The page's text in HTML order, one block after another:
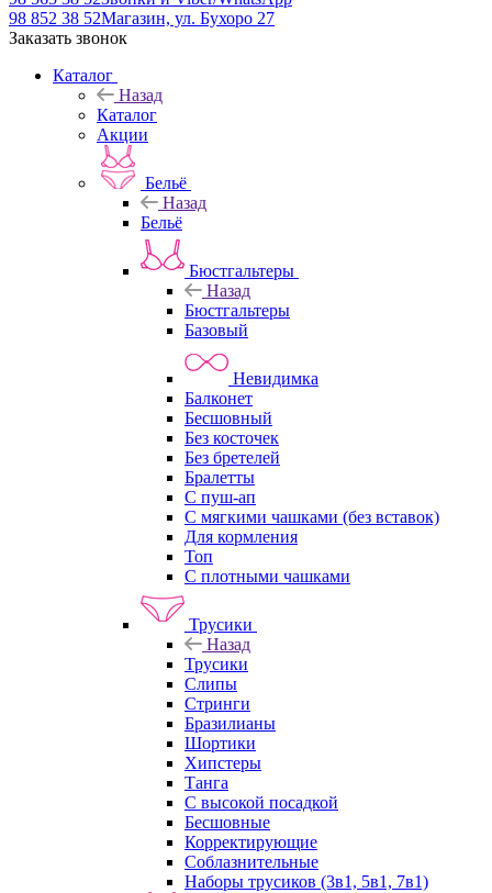
98 852 38 52Магазин, ул. Бухоро 27
Заказать звонок
Каталог
Назад
Каталог
Акции
Бельё
Назад
Бельё
Бюстгальтеры
Назад
Бюстгальтеры
Базовый
Невидимка
Балконет
Бесшовный
Без косточек
Без бретелей
Бралетты
С пуш-ап
С мягкими чашками (без вставок)
Для кормления
Топ
С плотными чашками
Трусики
Назад
Трусики
Слипы
Стринги
Бразилианы
Шортики
Хипстеры
Танга
С высокой посадкой
Бесшовные
Корректирующие
Соблазнительные
Наборы трусиков (3в1, 5в1, 7в1)